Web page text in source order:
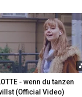
- wenn du tanzen
(Official Video)